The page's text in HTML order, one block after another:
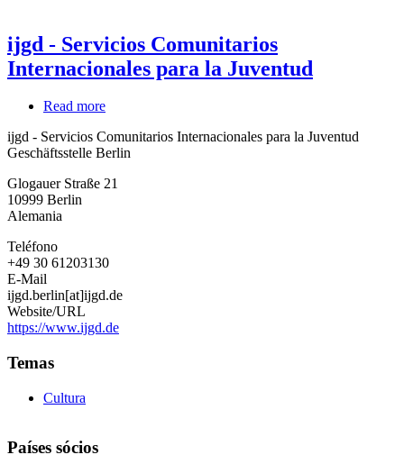
ijgd - Servicios Comunitarios
Internacionales para la Juventud
Read more
-
Servicios
Internacionales
ijgd - Servicios Comunitarios Internacionales para la Juventud
Geschäftsstelle Berlin
Glogauer Straße 21
10999 Berlin
Alemania
Teléfono
+49 30 61203130
E-Mail
ijgd.berlin[at]ijgd.de
Website/URL
https://www.ijgd.de
Temas
Cultura
Países sócios